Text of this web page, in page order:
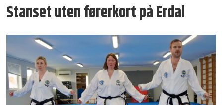
Stanset uten førerkort på Erdal